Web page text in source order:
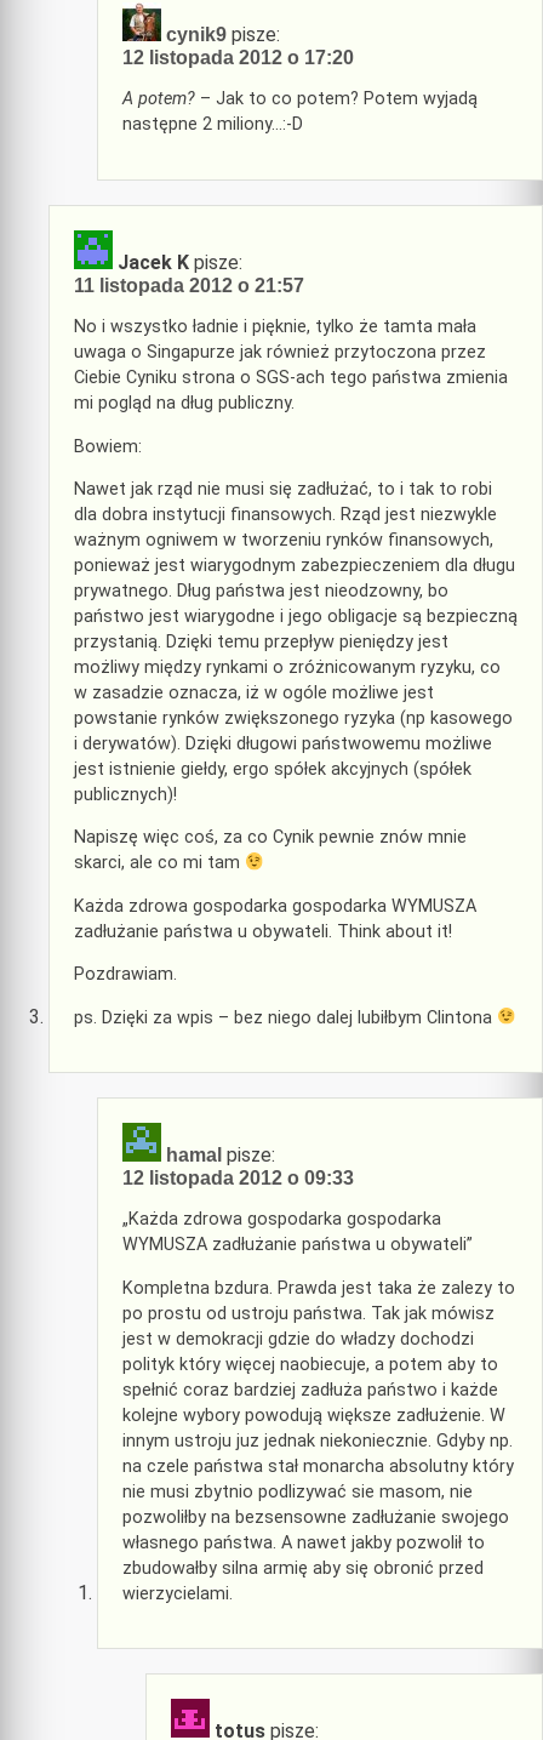
cynik9 pisze:
12 listopada 2012 o 17:20
A potem? – Jak to co potem? Potem wyjadą
następne 2 miliony…:-D
Jacek K pisze:
11 listopada 2012 o 21:57
No i wszystko ładnie i pięknie, tylko że tamta mała
uwaga o Singapurze jak również przytoczona przez
Ciebie Cyniku strona o SGS-ach tego państwa zmienia
mi pogląd na dług publiczny.
Bowiem:
Nawet jak rząd nie musi się zadłużać, to i tak to robi
dla dobra instytucji finansowych. Rząd jest niezwykle
ważnym ogniwem w tworzeniu rynków finansowych,
ponieważ jest wiarygodnym zabezpieczeniem dla długu
prywatnego. Dług państwa jest nieodzowny, bo
państwo jest wiarygodne i jego obligacje są bezpieczną
przystanią. Dzięki temu przepływ pieniędzy jest
możliwy między rynkami o zróżnicowanym ryzyku, co
w zasadzie oznacza, iż w ogóle możliwe jest
powstanie rynków zwiększonego ryzyka (np kasowego
i derywatów). Dzięki długowi państwowemu możliwe
jest istnienie giełdy, ergo spółek akcyjnych (spółek
publicznych)!
Napiszę więc coś, za co Cynik pewnie znów mnie
skarci, ale co mi tam
Każda zdrowa gospodarka gospodarka WYMUSZA
zadłużanie państwa u obywateli. Think about it!
Pozdrawiam.
ps. Dzięki za wpis – bez niego dalej lubiłbym Clintona
hamal pisze:
12 listopada 2012 o 09:33
„Każda zdrowa gospodarka gospodarka
WYMUSZA zadłużanie państwa u obywateli”
Kompletna bzdura. Prawda jest taka że zalezy to
po prostu od ustroju państwa. Tak jak mówisz
jest w demokracji gdzie do władzy dochodzi
polityk który więcej naobiecuje, a potem aby to
spełnić coraz bardziej zadłuża państwo i każde
kolejne wybory powodują większe zadłużenie. W
innym ustroju juz jednak niekoniecznie. Gdyby np.
na czele państwa stał monarcha absolutny który
nie musi zbytnio podlizywać sie masom, nie
pozwoliłby na bezsensowne zadłużanie swojego
własnego państwa. A nawet jakby pozwolił to
zbudowałby silna armię aby się obronić przed
wierzycielami.
totus pisze: